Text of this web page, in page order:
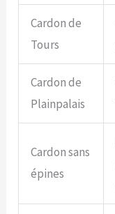
Cardon de
Tours
Cardon de
Plainpalais
Cardon sans
épines